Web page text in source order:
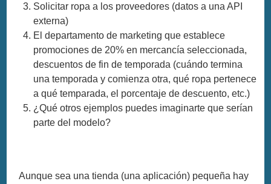
Solicitar ropa a los proveedores (datos a una API
externa)
El departamento de marketing que establece
promociones de 20% en mercancía seleccionada,
descuentos de fin de temporada (cuándo termina
una temporada y comienza otra, qué ropa pertenece
a qué temparada, el porcentaje de descuento, etc.)
¿Qué otros ejemplos puedes imaginarte que serían
parte del modelo?
Aunque sea una tienda (una aplicación) pequeña hay